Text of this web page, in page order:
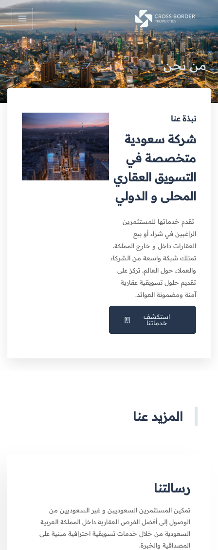
إلى
المحتوى
Main
Menu
من نحن
نبذة عنا
شركة سعودية
متخصصة في
التسويق العقاري
المحلى و الدولي
تقدم خدماتها للمستثمرين
الراغبين في شراء أو بيع
العقارات داخل و خارج المملكة.
تمتلك شبكة واسعة من الشركاء
والعملاء حول العالم. تركز على
تقديم حلول تسويقية عقارية
آمنة ومضمونة العوائد.
استكشف
خدماتنا
المزيد عنا
رسالتنا
تمكين المستثمرين السعوديين و غير السعوديين من
الوصول إلى أفضل الفرص العقارية داخل المملكة العربية
السعودية من خلال خدمات تسويقية احترافية مبنية على
المصداقية والخبرة.